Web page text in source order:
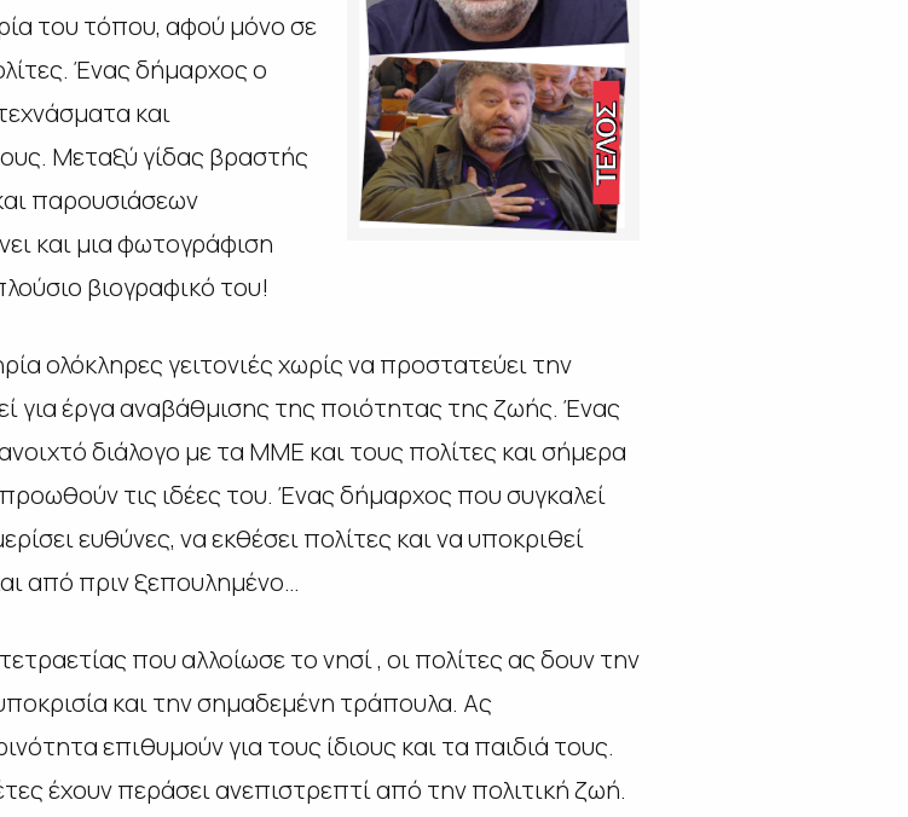
του τόπου, αφού μόνο σε
Ένας δήμαρχος ο
και
Μεταξύ γίδας βραστής
παρουσιάσεων
και μια φωτογράφιση
βιογραφικό του!
ολόκληρες γειτονιές χωρίς να προστατεύει την
για έργα αναβάθμισης της ποιότητας της ζωής. Ένας
διάλογο με τα ΜΜΕ και τους πολίτες και σήμερα
τις ιδέες του. Ένας δήμαρχος που συγκαλεί
ευθύνες, να εκθέσει πολίτες και να υποκριθεί
από πριν ξεπουλημένο…
που αλλοίωσε το νησί , οι πολίτες ας δουν την
και την σημαδεμένη τράπουλα. Ας
επιθυμούν για τους ίδιους και τα παιδιά τους.
έχουν περάσει ανεπιστρεπτί από την πολιτική ζωή.